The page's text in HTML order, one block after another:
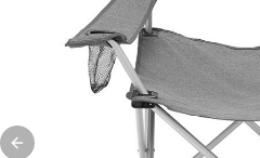
Previous slide